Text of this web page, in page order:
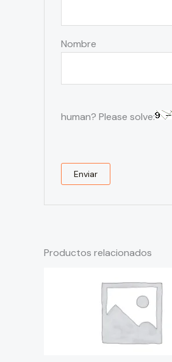
Nombre
human? Please solve:
Productos relacionados